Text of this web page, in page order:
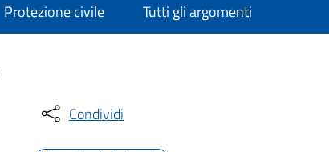
Protezione civile Tutti gli argomenti
Condividi